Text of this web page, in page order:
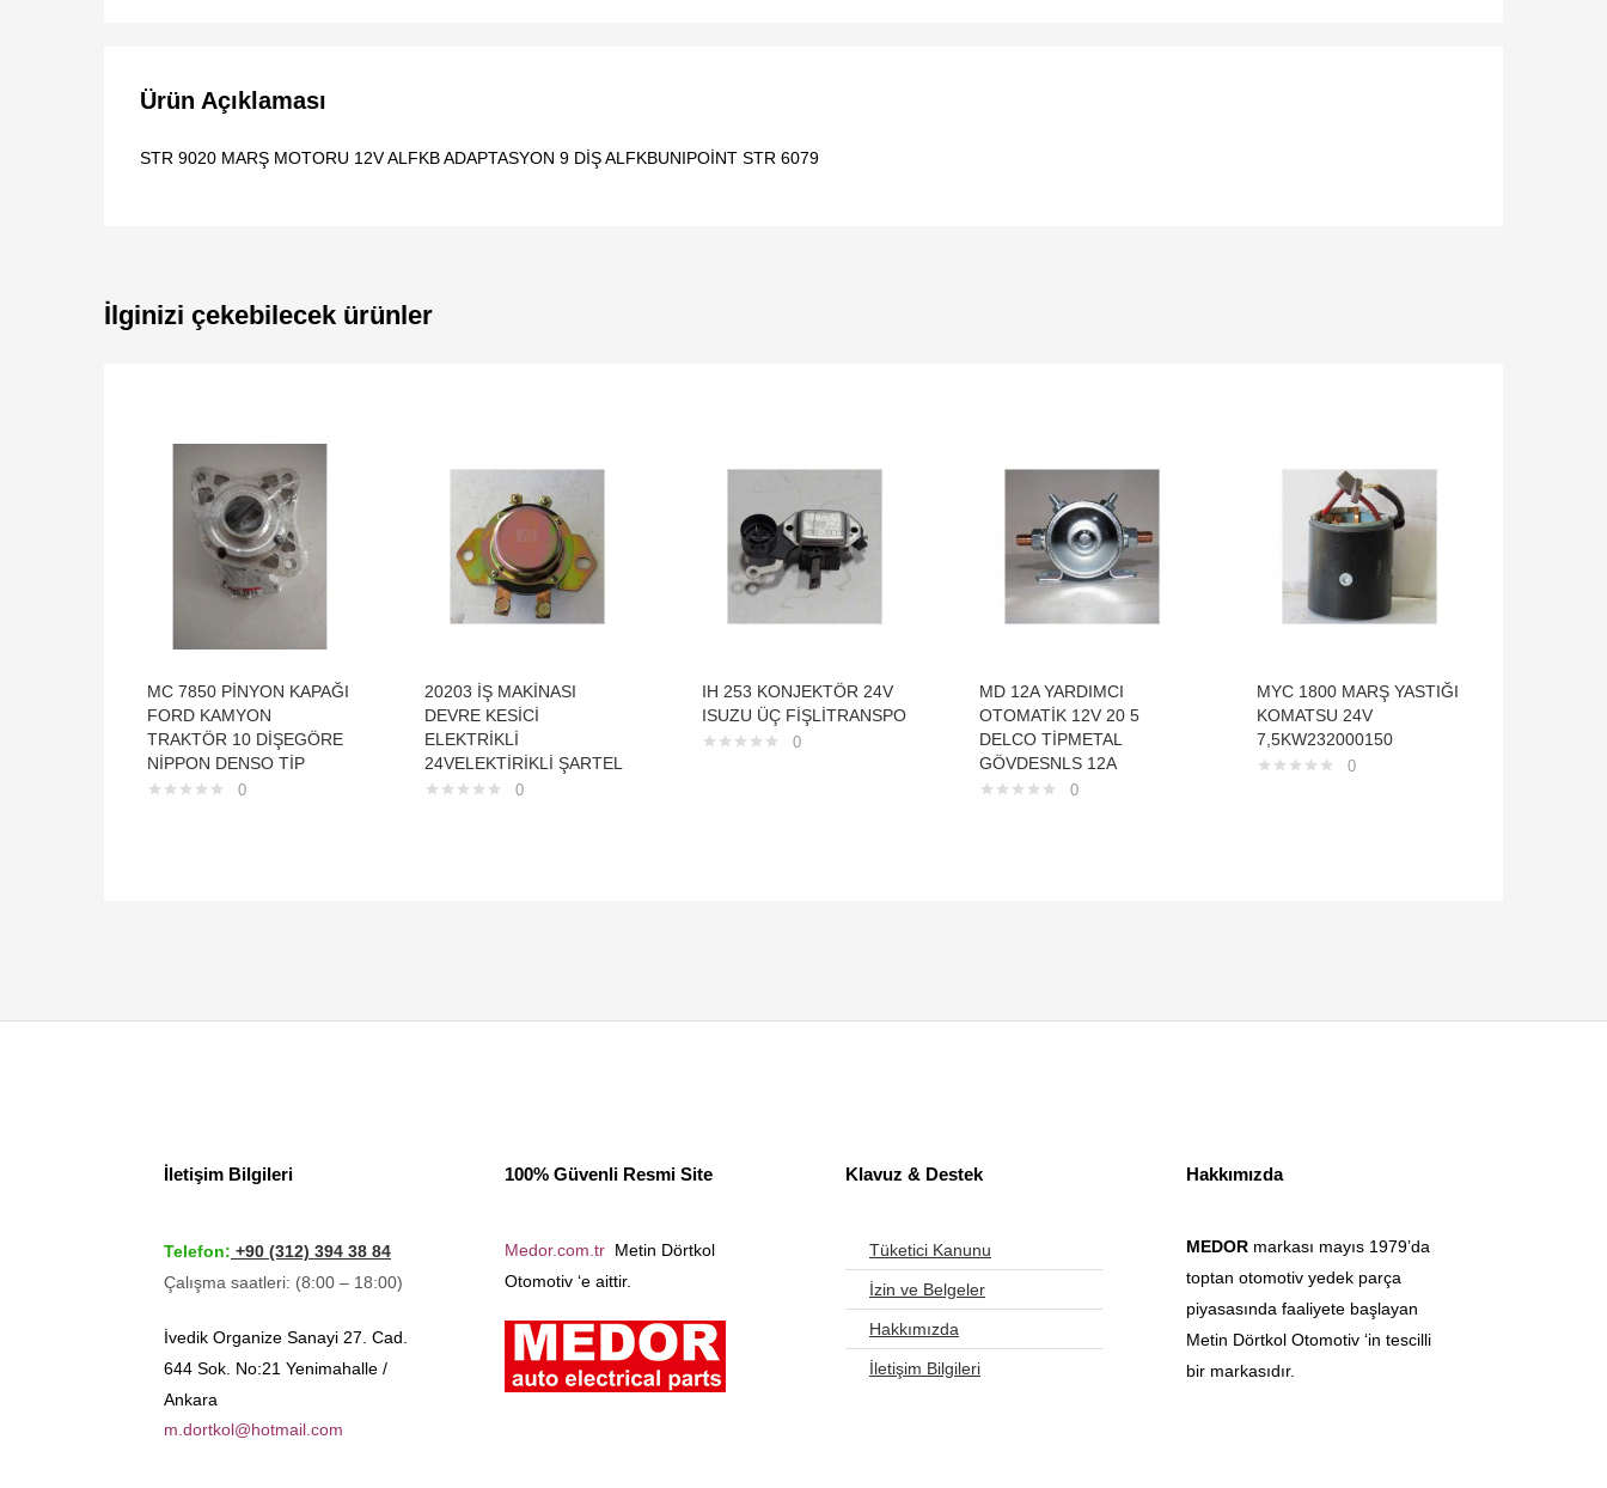
Ürün Açıklaması
STR 9020 MARŞ MOTORU 12V ALFKB ADAPTASYON 9 DİŞ ALFKBUNIPOİNT STR 6079
İlginizi çekebilecek ürünler
MC 7850 PİNYON KAPAĞI
FORD KAMYON
TRAKTÖR 10 DİŞEGÖRE
NİPPON DENSO TİP
0
20203 İŞ MAKİNASI
DEVRE KESİCİ
ELEKTRİKLİ
24VELEKTİRİKLİ ŞARTEL
0
IH 253 KONJEKTÖR 24V
ISUZU ÜÇ FİŞLİTRANSPO
0
MD 12A YARDIMCI
OTOMATİK 12V 20 5
DELCO TİPMETAL
GÖVDESNLS 12A
0
MYC 1800 MARŞ YASTIĞI
KOMATSU 24V
7,5KW232000150
0
İletişim Bilgileri
Telefon: +90 (312) 394 38 84
Çalışma saatleri: (8:00 – 18:00)
İvedik Organize Sanayi 27. Cad.
644 Sok. No:21 Yenimahalle /
Ankara
m.dortkol@hotmail.com
100% Güvenli Resmi Site
Medor.com.tr Metin Dörtkol
Otomotiv ‘e aittir.
Klavuz & Destek
Tüketici Kanunu
İzin ve Belgeler
Hakkımızda
İletişim Bilgileri
Hakkımızda
MEDOR markası mayıs 1979’da
toptan otomotiv yedek parça
piyasasında faaliyete başlayan
Metin Dörtkol Otomotiv ‘in tescilli
bir markasıdır.